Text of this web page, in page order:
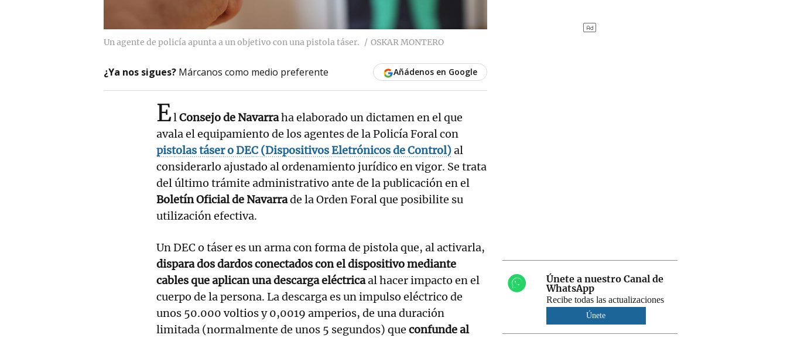
Un agente de policía apunta a un objetivo con una pistola táser. OSKAR MONTERO
¿Ya nos sigues? Márcanos como medio preferente Añádenos en Google
ElConsejo de Navarraha elaborado un dictamen en el que
avala el equipamiento de los agentes de la Policía Foral con
pistolas táser o DEC (Dispositivos Eletrónicos de Control)al
considerarlo ajustado al ordenamiento jurídico en vigor. Se trata
del último trámite administrativo ante de la publicación en el
Boletín Oficial de Navarrade la Orden Foral que posibilite su
utilización efectiva.
Un DEC o táser es un arma con forma de pistola que, al activarla,
dispara dos dardos conectados con el dispositivo mediante
cables que aplican una descarga eléctricaal hacer impacto en el
cuerpo de la persona. La descarga es un impulso eléctrico de
unos 50.000 voltios y 0,0019 amperios, de una duración
limitada (normalmente de unos 5 segundos) que confunde al
Únete a nuestro Canal de
WhatsApp
Recibe todas las actualizaciones
Únete